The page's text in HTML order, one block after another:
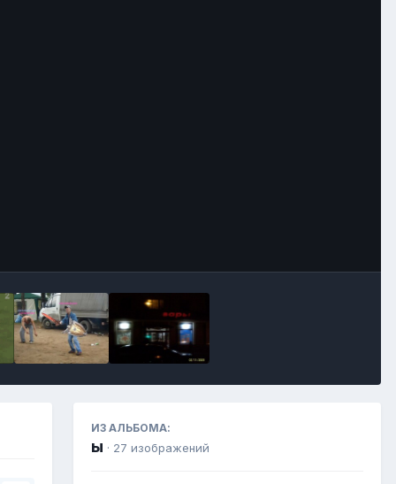
ИЗ АЛЬБОМА:
ы · 27 изображений